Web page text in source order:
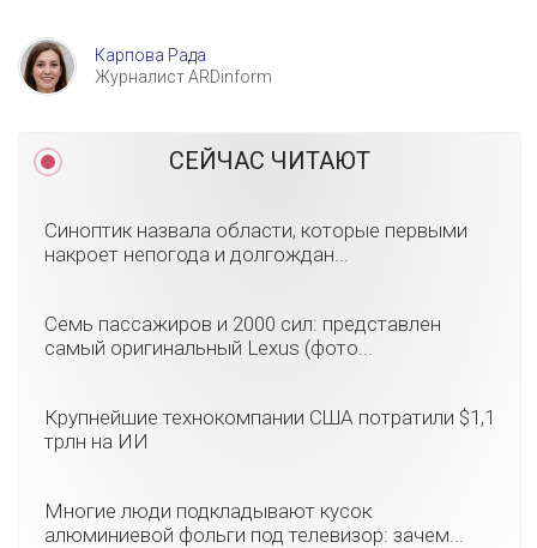
Карпова Рада
Журналист ARDinform
СЕЙЧАС ЧИТАЮТ
Синоптик назвала области, которые первыми
накроет непогода и долгождан...
Семь пассажиров и 2000 сил: представлен
самый оригинальный Lexus (фото...
Крупнейшие технокомпании США потратили $1,1
трлн на ИИ
Многие люди подкладывают кусок
алюминиевой фольги под телевизор: зачем...